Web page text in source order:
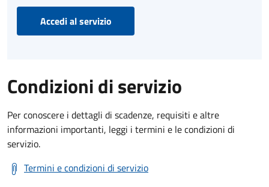
Accedi al servizio
Condizioni di servizio
Per conoscere i dettagli di scadenze, requisiti e altre
informazioni importanti, leggi i termini e le condizioni di
servizio.
Termini e condizioni di servizio